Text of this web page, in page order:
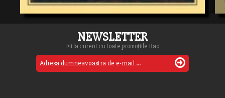
NEWSLETTER
Fii la curent cu toate promoțiile Rao